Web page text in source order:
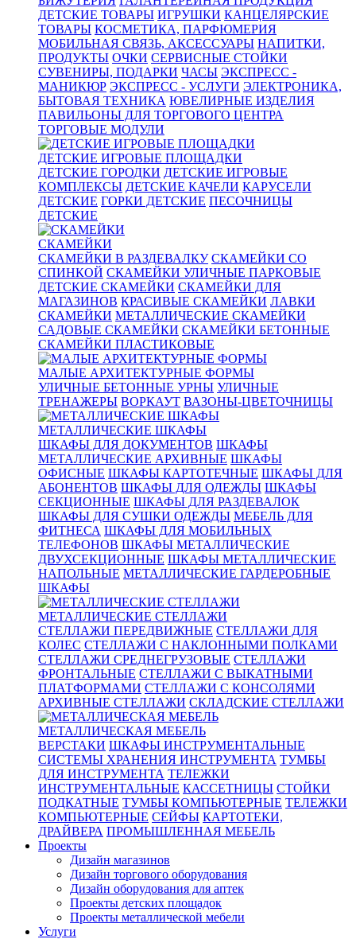
ДЕТСКИЕ ТОВАРЫ ИГРУШКИ КАНЦЕЛЯРСКИЕ
ТОВАРЫ КОСМЕТИКА, ПАРФЮМЕРИЯ
МОБИЛЬНАЯ СВЯЗЬ, АКСЕССУАРЫ НАПИТКИ,
ПРОДУКТЫ ОЧКИ СЕРВИСНЫЕ СТОЙКИ
СУВЕНИРЫ, ПОДАРКИ ЧАСЫ ЭКСПРЕСС -
МАНИКЮР ЭКСПРЕСС - УСЛУГИ ЭЛЕКТРОНИКА,
БЫТОВАЯ ТЕХНИКА ЮВЕЛИРНЫЕ ИЗДЕЛИЯ
ПАВИЛЬОНЫ ДЛЯ ТОРГОВОГО ЦЕНТРА
ТОРГОВЫЕ МОДУЛИ
ДЕТСКИЕ ИГРОВЫЕ ПЛОЩАДКИ
ДЕТСКИЕ ГОРОДКИ ДЕТСКИЕ ИГРОВЫЕ
КОМПЛЕКСЫ ДЕТСКИЕ КАЧЕЛИ КАРУСЕЛИ
ДЕТСКИЕ ГОРКИ ДЕТСКИЕ ПЕСОЧНИЦЫ
ДЕТСКИЕ
СКАМЕЙКИ
СКАМЕЙКИ В РАЗДЕВАЛКУ СКАМЕЙКИ СО
СПИНКОЙ СКАМЕЙКИ УЛИЧНЫЕ ПАРКОВЫЕ
ДЕТСКИЕ СКАМЕЙКИ СКАМЕЙКИ ДЛЯ
МАГАЗИНОВ КРАСИВЫЕ СКАМЕЙКИ ЛАВКИ
СКАМЕЙКИ МЕТАЛЛИЧЕСКИЕ СКАМЕЙКИ
САДОВЫЕ СКАМЕЙКИ СКАМЕЙКИ БЕТОННЫЕ
СКАМЕЙКИ ПЛАСТИКОВЫЕ
МАЛЫЕ АРХИТЕКТУРНЫЕ ФОРМЫ
УЛИЧНЫЕ БЕТОННЫЕ УРНЫ УЛИЧНЫЕ
ТРЕНАЖЕРЫ ВОРКАУТ ВАЗОНЫ-ЦВЕТОЧНИЦЫ
МЕТАЛЛИЧЕСКИЕ ШКАФЫ
ШКАФЫ ДЛЯ ДОКУМЕНТОВ ШКАФЫ
МЕТАЛЛИЧЕСКИЕ АРХИВНЫЕ ШКАФЫ
ОФИСНЫЕ ШКАФЫ КАРТОТЕЧНЫЕ ШКАФЫ ДЛЯ
АБОНЕНТОВ ШКАФЫ ДЛЯ ОДЕЖДЫ ШКАФЫ
СЕКЦИОННЫЕ ШКАФЫ ДЛЯ РАЗДЕВАЛОК
ШКАФЫ ДЛЯ СУШКИ ОДЕЖДЫ МЕБЕЛЬ ДЛЯ
ФИТНЕСА ШКАФЫ ДЛЯ МОБИЛЬНЫХ
ТЕЛЕФОНОВ ШКАФЫ МЕТАЛЛИЧЕСКИЕ
ДВУХСЕКЦИОННЫЕ ШКАФЫ МЕТАЛЛИЧЕСКИЕ
НАПОЛЬНЫЕ МЕТАЛЛИЧЕСКИЕ ГАРДЕРОБНЫЕ
ШКАФЫ
МЕТАЛЛИЧЕСКИЕ СТЕЛЛАЖИ
СТЕЛЛАЖИ ПЕРЕДВИЖНЫЕ СТЕЛЛАЖИ ДЛЯ
КОЛЕС СТЕЛЛАЖИ С НАКЛОННЫМИ ПОЛКАМИ
СТЕЛЛАЖИ СРЕДНЕГРУЗОВЫЕ СТЕЛЛАЖИ
ФРОНТАЛЬНЫЕ СТЕЛЛАЖИ С ВЫКАТНЫМИ
ПЛАТФОРМАМИ СТЕЛЛАЖИ С КОНСОЛЯМИ
АРХИВНЫЕ СТЕЛЛАЖИ СКЛАДСКИЕ СТЕЛЛАЖИ
МЕТАЛЛИЧЕСКАЯ МЕБЕЛЬ
ВЕРСТАКИ ШКАФЫ ИНСТРУМЕНТАЛЬНЫЕ
СИСТЕМЫ ХРАНЕНИЯ ИНСТРУМЕНТА ТУМБЫ
ДЛЯ ИНСТРУМЕНТА ТЕЛЕЖКИ
ИНСТРУМЕНТАЛЬНЫЕ КАССЕТНИЦЫ СТОЙКИ
ПОДКАТНЫЕ ТУМБЫ КОМПЬЮТЕРНЫЕ ТЕЛЕЖКИ
КОМПЬЮТЕРНЫЕ СЕЙФЫ КАРТОТЕКИ,
ДРАЙВЕРА ПРОМЫШЛЕННАЯ МЕБЕЛЬ
Проекты
Дизайн магазинов
Дизайн торгового оборудования
Дизайн оборудования для аптек
Проекты детских площадок
Проекты металлической мебели
Услуги